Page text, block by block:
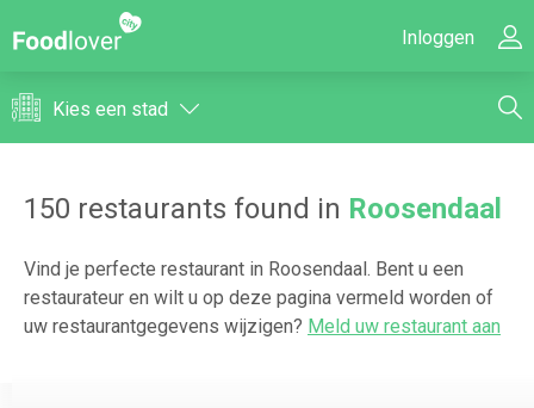
Inloggen
Kies een stad
150 restaurants found in Roosendaal
Vind je perfecte restaurant in Roosendaal. Bent u een
restaurateur en wilt u op deze pagina vermeld worden of
uw restaurantgegevens wijzigen? Meld uw restaurant aan